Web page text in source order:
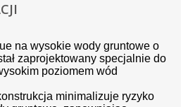
na wysokie wody gruntowe o
zaprojektowany specjalnie do
poziomem wód
minimalizuje ryzyko